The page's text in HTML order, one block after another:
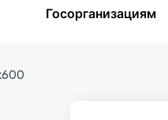
Госорганизациям